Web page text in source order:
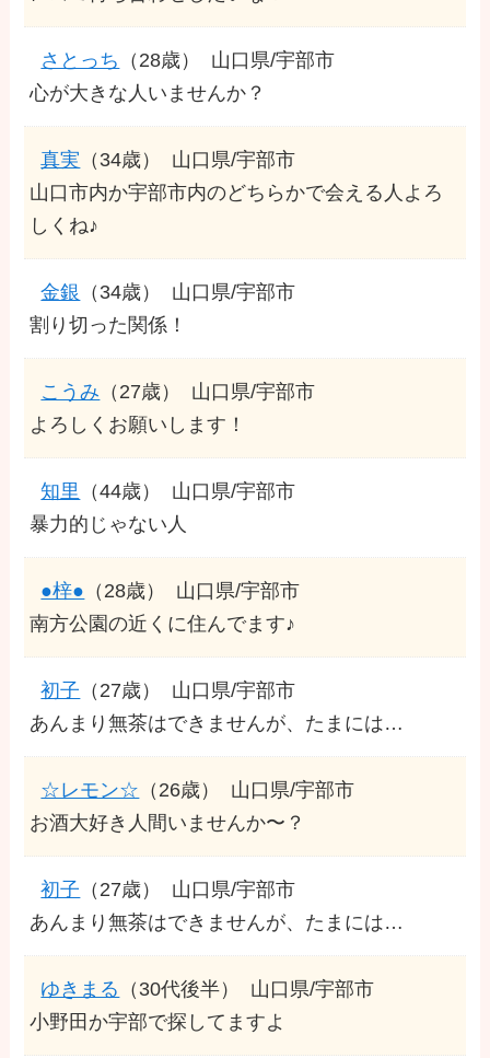
さとっち （28歳）
山口県/宇部市
心が大きな人いませんか？
真実 （34歳）
山口県/宇部市
山口市内か宇部市内のどちらかで会える人よろ
しくね♪
金銀 （34歳）
山口県/宇部市
割り切った関係！
こうみ （27歳）
山口県/宇部市
よろしくお願いします！
知里 （44歳）
山口県/宇部市
暴力的じゃない人
●梓● （28歳）
山口県/宇部市
南方公園の近くに住んでます♪
初子 （27歳）
山口県/宇部市
あんまり無茶はできませんが、たまには…
☆レモン☆ （26歳）
山口県/宇部市
お酒大好き人間いませんか〜？
初子 （27歳）
山口県/宇部市
あんまり無茶はできませんが、たまには…
ゆきまる （30代後半）
山口県/宇部市
小野田か宇部で探してますよ